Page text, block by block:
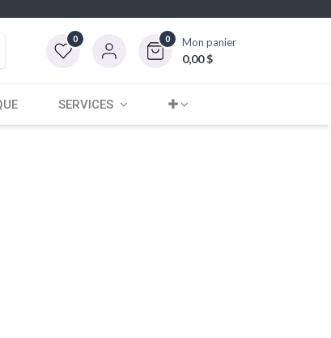
0 0 Mon panier
0,00$
SERVICES